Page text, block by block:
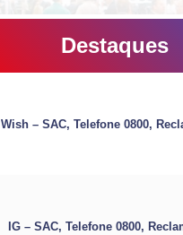
Destaques
Wish – SAC, Telefone 0800,
IG – SAC, Telefone 0800,